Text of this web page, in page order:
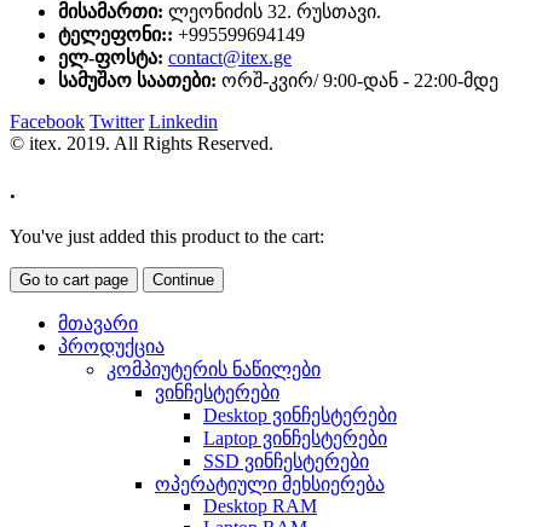
მისამართი: ლეონიძის 32. რუსთავი.
ტელეფონი:: +995599694149
ელ-ფოსტა: contact@itex.ge
სამუშაო საათები: ორშ-კვირ/ 9:00-დან - 22:00-მდე
Facebook Twitter Linkedin
© itex. 2019. All Rights Reserved.
.
You've just added this product to the cart:
Go to cart page Continue
მთავარი
პროდუქცია
კომპიუტერის ნაწილები
ვინჩესტერები
Desktop ვინჩესტერები
Laptop ვინჩესტერები
SSD ვინჩესტერები
ოპერატიული მეხსიერება
Desktop RAM